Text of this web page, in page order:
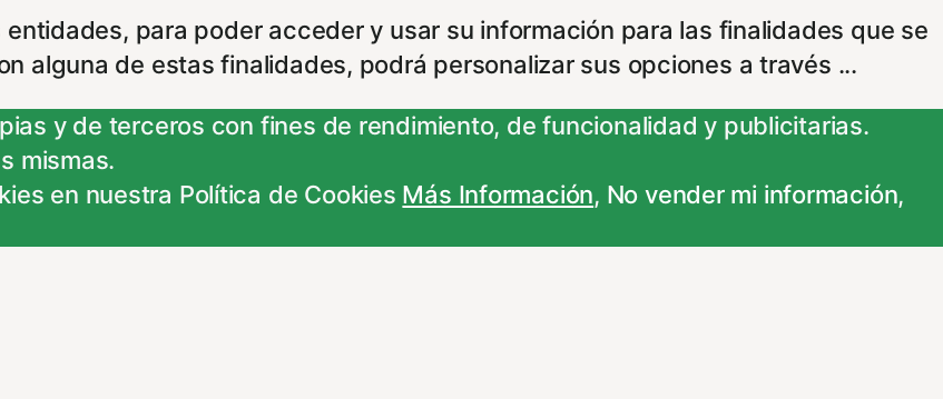
y de terceros con fines de rendimiento, de funcionalidad y publicitarias.
mismas.
en nuestra Política de Cookies Más Información, No vender mi información,
para poder acceder y usar su información para las finalidades que se
alguna de estas finalidades, podrá personalizar sus opciones a través ...
de navegación y optimizar el funcionamiento de nuestro sitio Web.
no tenga que reconfigurarlos cada vez que nos visite. Para saber más puedes